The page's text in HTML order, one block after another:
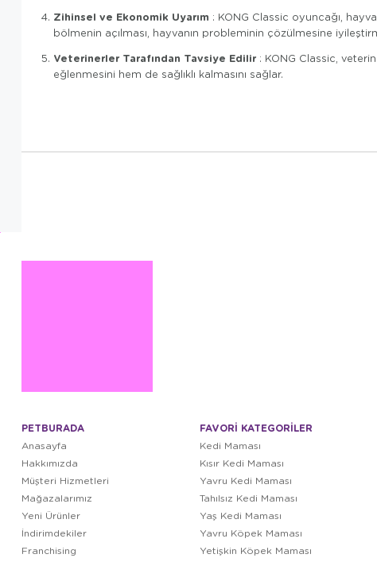
Zihinsel ve Ekonomik Uyarım : KONG Classic oyuncağı,
bölmenin açılması, hayvanın probleminin çözülmesine
Veterinerler Tarafından Tavsiye Edilir : KONG Classic,
eğlenmesini hem de sağlıklı kalmasını sağlar.
PETBURADA
Anasayfa
Hakkımızda
Müşteri Hizmetleri
Mağazalarımız
Yeni Ürünler
İndirimdekiler
Franchising
FAVORİ KATEGORİLER
Kedi Maması
Kısır Kedi Maması
Yavru Kedi Maması
Tahılsız Kedi Maması
Yaş Kedi Maması
Yavru Köpek Maması
Yetişkin Köpek Maması